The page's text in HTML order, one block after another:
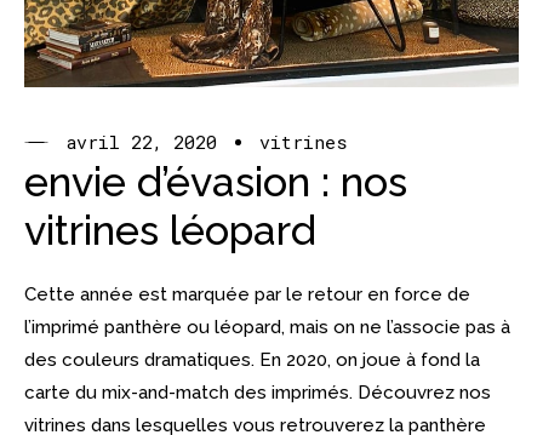
avril 22, 2020 vitrines
envie d’évasion : nos
vitrines léopard
Cette année est marquée par le retour en force de
l’imprimé panthère ou léopard, mais on ne l’associe pas à
des couleurs dramatiques. En 2020, on joue à fond la
carte du mix-and-match des imprimés. Découvrez nos
vitrines dans lesquelles vous retrouverez la panthère